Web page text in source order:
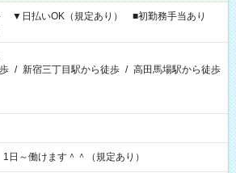
▼日払いOK（規定あり） ■初勤務手当あり
/ 新宿三丁目駅から徒歩 / 高田馬場駅から徒歩
～働けます＾＾（規定あり）